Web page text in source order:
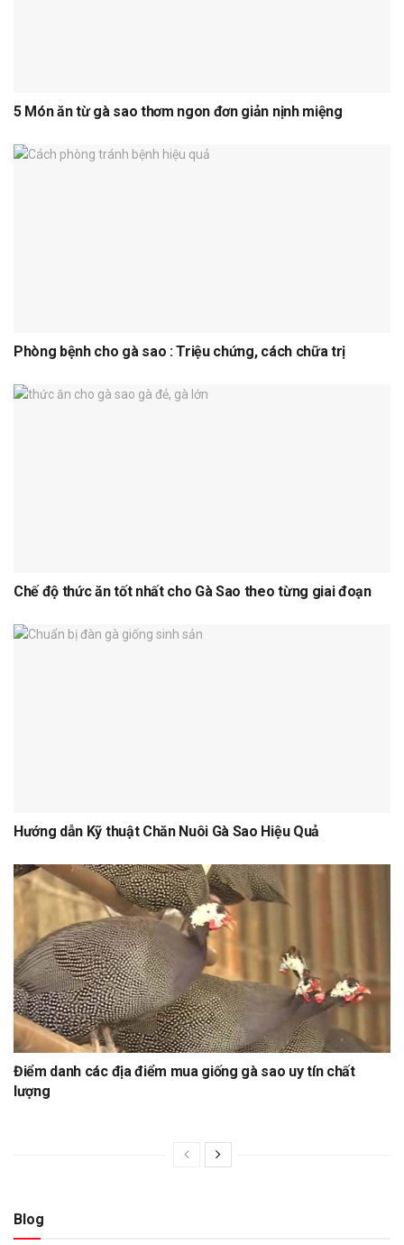
5 Món ăn từ gà sao thơm ngon đơn giản nịnh miệng
Phòng bệnh cho gà sao : Triệu chứng, cách chữa trị
Chế độ thức ăn tốt nhất cho Gà Sao theo từng giai đoạn
Hướng dẫn Kỹ thuật Chăn Nuôi Gà Sao Hiệu Quả
Điểm danh các địa điểm mua giống gà sao uy tín chất
lượng
Blog